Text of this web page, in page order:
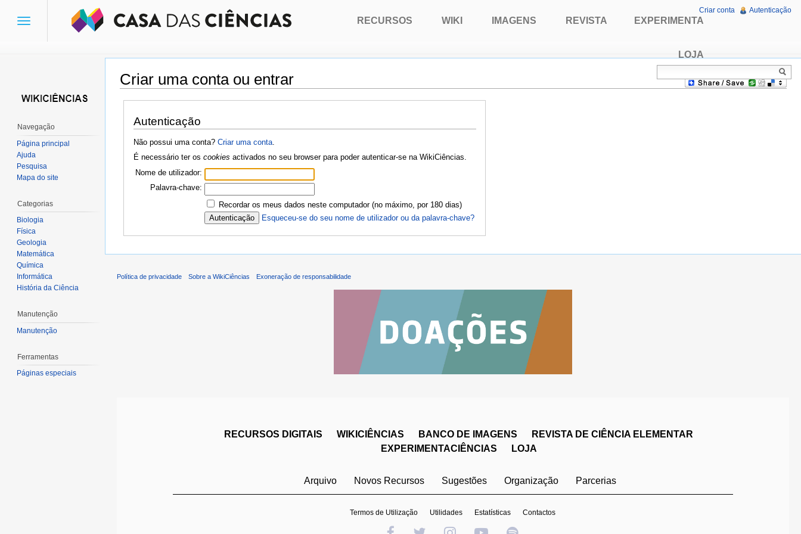
Criar uma conta ou entrar
Ir para:navegação,pesquisa
Autenticação
Não possui uma conta? Criar uma conta.
É necessário ter os cookies activados no seu browser para poder autenticar-se na WikiCiências.
Nome de utilizador:
Palavra-chave:
Recordar os meus dados neste computador (no máximo, por 180 dias)
Esqueceu-se do seu nome de utilizador ou da palavra-chave?
Toggle
RECURSOS WIKI IMAGENS REVISTA EXPERIMENTA
LOJA
Criar conta Autenticação
Navegação
Página principal
Ajuda
Pesquisa
Mapa do site
Categorias
Biologia
Física
Geologia
Matemática
Química
Informática
História da Ciência
Manutenção
Manutenção
Ferramentas
Páginas especiais
Política de privacidade Sobre a WikiCiências Exoneração de responsabilidade
RECURSOS DIGITAIS WIKICIÊNCIAS BANCO DE IMAGENS
REVISTA DE CIÊNCIA ELEMENTAR
EXPERIMENTACIÊNCIAS
LOJA
Arquivo Novos Recursos Sugestões Organização Parcerias
Termos de Utilização Utilidades Estatísticas Contactos